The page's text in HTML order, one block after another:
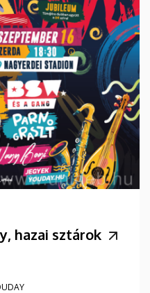
hazai sztárok